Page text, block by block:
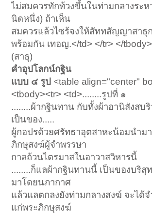
ไม่สมควรทักท้วงขึ้นในท่ามกลางระห
นิดหนึ่ง) ถ้าเห็น
สมควรแล้วไซร้จงให้สัททสัญญาสาธุ
พร้อมกัน เทอญ.</td> </tr> </
(สาธุ)
คำอุปโลกน์กฐิน
แบบ ๔ รูป <table align="center"
<tbody><tr> <td>........รูปที่ ๑
........ผ้ากฐินทาน กับทั้งผ้าอานิสังสบ
เป็นของ.....
ผู้กอปรด้วยศรัทธาอุตสาหะน้อมนำม
ภิกษุสงฆ์ผู้จำพรรษา
กาลถ้วนไตรมาสในอาวาสวิหารนี้
........ก็แลผ้ากฐินทานนี้ เป็นของบริสุ
มาโดยนภากาศ
แล้วแลตกลงยังท่ามกลางสงฆ์ จะได้จ
แก่พระภิกษุสงฆ์